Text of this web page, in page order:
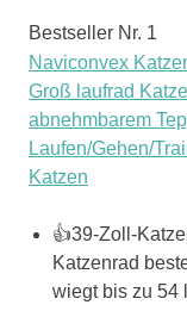
Bestseller Nr. 1
Naviconvex
Groß laufrad
abnehmbarem
Laufen/Gehen/
Katzen
👍39-Zoll-
Katzenrad
wiegt bis zu 54